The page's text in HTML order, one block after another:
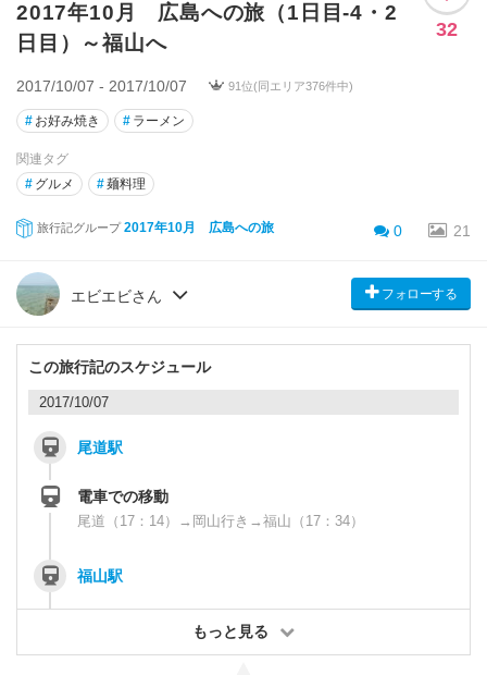
2017年10月 広島への旅（1日目-4・2
日目）～福山へ
32
2017/10/07 - 2017/10/07 91位(同エリア376件中)
# お好み焼き # ラーメン
関連タグ
# グルメ #麺料理
旅行記グループ 2017年10月 広島への旅 0 21
エビエビさん フォローする
この旅行記のスケジュール
2017/10/07
尾道駅
電車での移動
尾道（17：14）→岡山行き→福山（17：34）
福山駅
もっと見る